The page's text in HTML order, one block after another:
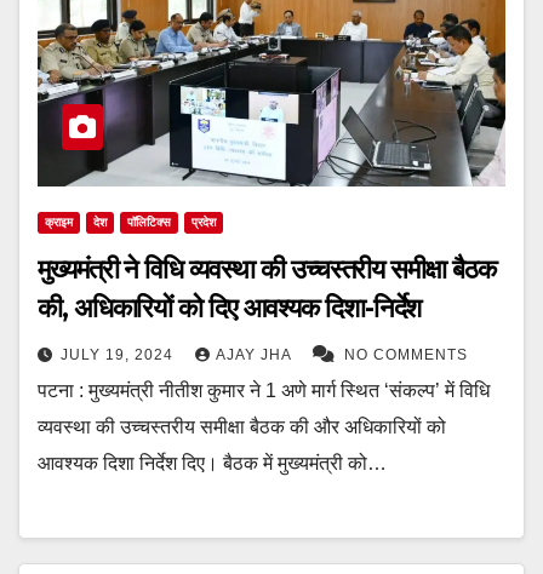
क्राइम देश पॉलिटिक्स प्रदेश
मुख्यमंत्री ने विधि व्यवस्था की उच्चस्तरीय समीक्षा बैठक
की, अधिकारियों को दिए आवश्यक दिशा-निर्देश
JULY 19, 2024 AJAY JHA NO COMMENTS
पटना : मुख्यमंत्री नीतीश कुमार ने 1 अणे मार्ग स्थित ‘संकल्प’ में विधि
व्यवस्था की उच्चस्तरीय समीक्षा बैठक की और अधिकारियों को
आवश्यक दिशा निर्देश दिए। बैठक में मुख्यमंत्री को…